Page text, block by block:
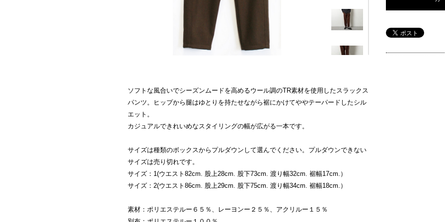
ソフトな風合いでシーズンムードを高めるウール調のTR素材を使用したスラックス
パンツ。ヒップから腿はゆとりを持たせながら裾にかけてややテーパードしたシル
エット。
カジュアルできれいめなスタイリングの幅が広がる一本です。
サイズは種類のボックスからプルダウンして選んでください。プルダウンできない
サイズは売り切れです。
サイズ：1(ウエスト82cm. 股上28cm. 股下73cm. 渡り幅32cm. 裾幅17cm.）
サイズ：2(ウエスト86cm. 股上29cm. 股下75cm. 渡り幅34cm. 裾幅18cm.）
素材：ポリエステルー６５％、レーヨンー２５％、アクリルー１５％